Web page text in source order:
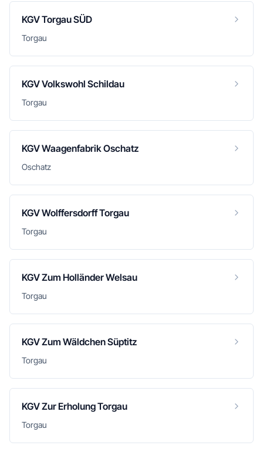
KGV Torgau SÜD
Torgau
KGV Volkswohl Schildau
Torgau
KGV Waagenfabrik Oschatz
Oschatz
KGV Wolffersdorff Torgau
Torgau
KGV Zum Holländer Welsau
Torgau
KGV Zum Wäldchen Süptitz
Torgau
KGV Zur Erholung Torgau
Torgau